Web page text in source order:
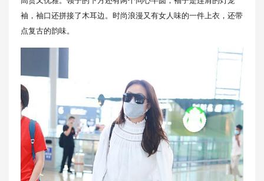
袖，袖口还拼接了木耳边。时尚浪漫又有女人味的一件上衣，还带
点复古的韵味。